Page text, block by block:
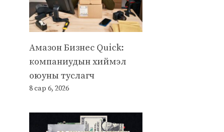
Амазон Бизнес Quick:
компаниудын хиймэл
оюуны туслагч
8 сар 6, 2026